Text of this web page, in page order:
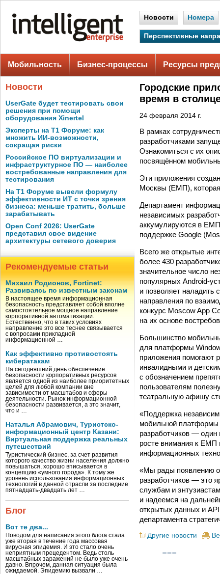
Новости Номера
Перспективные
Мобильность Бизнес-процессы Ресурсы
Новости
UserGate будет тестировать свои
решения при помощи
оборудования Xinertel
Эксперты на Т1 Форуме: как
множить ИИ-возможности,
сокращая риски
Российское ПО виртуализации и
инфраструктурное ПО — наиболее
востребованные направления для
тестирования
На Т1 Форуме вывели формулу
эффективности ИТ с точки зрения
бизнеса: меньше тратить, больше
зарабатывать
Open Conf 2026: UserGate
представил свое видение
архитектуры сетевого доверия
Рекомендуемые статьи
Михаил Родионов, Fortinet:
Развиваясь по известным законам
В настоящее время информационная
безопасность представляет собой вполне
самостоятельное мощное направление
корпоративной автоматизации.
Естественно, что в таких условиях
направление это все теснее связывается
с вопросами прикладной
информационной …
Как эффективно противостоять
кибератакам
На сегодняшний день обеспечение
безопасности корпоративных ресурсов
является одной из наиболее приоритетных
целей для любой компании вне
зависимости от масштабов и сферы
деятельности. Рынок информационной
безопасности развивается, а это значит,
что и …
Наталья Абрамович, Туристско-
информационный центр Казани:
Виртуальная поддержка реальных
путешествий
Туристический бизнес, за счет развития
которого качество жизни населения должно
повышаться, хорошо вписывается в
концепцию «умного города». К тому же
уровень использования информационных
технологий в данной отрасли за последние
пятнадцать-двадцать лет …
Блог
Вот те два...
Поводом для написания этого блога стала
уже вторая в течение года массовая
вирусная эпидемия. И это стало очень
неприятным прецедентом. Ведь столь
масштабных заражений не было уже очень
давно. Впрочем, данная ситуация была
ожидаемой. Эпидемию вызвали …
Городские
время в
24 февраля 2014 г.
В рамках
разработчиками
Ознакомиться с их
посвящённом
Эти приложения
Москвы (ЕМП), которая
Департамент
независимых
аккумулируются в
поддержке Google
Всего же открытые
более 430
значительное число
популярных Android-
и позволяет наладить
направления по
конкурс Moscow App
на их основе
Большинство
для платформы
приложения помогают
инвалидными и
с обозначением
пользователям
театральную афишу
«Поддержка
мобильной платформы
разработчиков — один
росте внимания к ЕМП
информационных
«Мы рады появлению
разработчиков — это
службам и
и надеемся на
открытых данных и
департамента
Другие новости